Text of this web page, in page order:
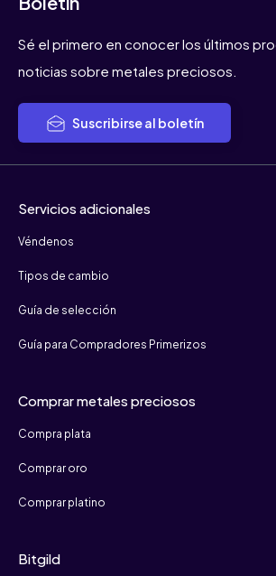
Sé el primero en conocer los últimos
noticias sobre metales preciosos.
Suscribirse al boletín
Servicios adicionales
Véndenos
Tipos de cambio
Guía de selección
Guía para Compradores Primerizos
Comprar metales preciosos
Compra plata
Comprar oro
Comprar platino
Bitgild